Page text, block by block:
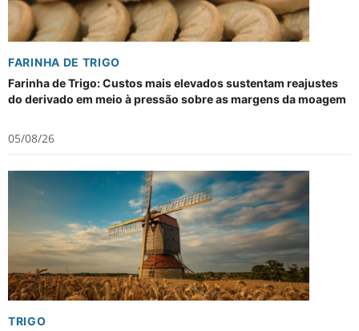
FARINHA DE TRIGO
Farinha de Trigo: Custos mais elevados sustentam reajustes
do derivado em meio à pressão sobre as margens da moagem
05/08/26
TRIGO